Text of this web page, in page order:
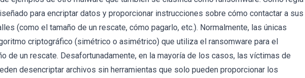
para encriptar datos y proporcionar instrucciones sobre cómo contactar a sus
(como el tamaño de un rescate, cómo pagarlo, etc.). Normalmente, las únicas
criptográfico (simétrico o asimétrico) que utiliza el ransomware para el
de un rescate. Desafortunadamente, en la mayoría de los casos, las víctimas de
desencriptar archivos sin herramientas que solo pueden proporcionar los